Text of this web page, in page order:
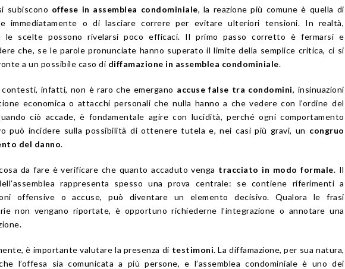
subiscono offese in assemblea condominiale, la reazione più comune è quella di
immediatamente o di lasciare correre per evitare ulteriori tensioni. In realtà,
le scelte possono rivelarsi poco efficaci. Il primo passo corretto è fermarsi e
che, se le parole pronunciate hanno superato il limite della semplice critica, ci si
a un possibile caso di diffamazione in assemblea condominiale.
infatti, non è raro che emergano accuse false tra condomini, insinuazioni
economica o attacchi personali che nulla hanno a che vedere con l’ordine del
ciò accade, è fondamentale agire con lucidità, perché ogni comportamento
può incidere sulla possibilità di ottenere tutela e, nei casi più gravi, un congruo
del danno.
da fare è verificare che quanto accaduto venga tracciato in modo formale. Il
rappresenta spesso una prova centrale: se contiene riferimenti a
offensive o accuse, può diventare un elemento decisivo. Qualora le frasi
non vengano riportate, è opportuno richiederne l’integrazione o annotare una
è importante valutare la presenza di testimoni. La diffamazione, per sua natura,
l’offesa sia comunicata a più persone, e l’assemblea condominiale è uno dei